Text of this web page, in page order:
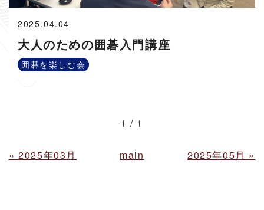
大人のための囲碁入門講座
2025.04.04
囲碁を楽しむ会
1 / 1
«2025年03月 main 2025年05月 »